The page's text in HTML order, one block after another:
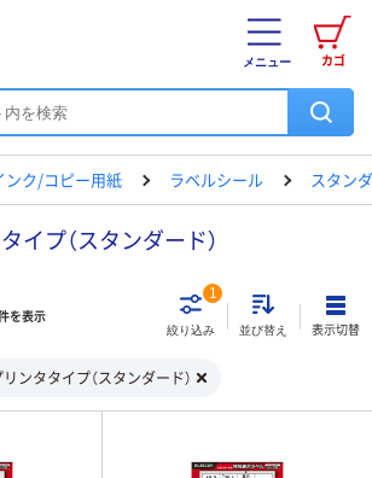
カゴ
メニュー
ンク/コピー用紙 ラベルシール スタン
イプ（スタンダード）
を表示
絞り込み
1
並び替え 表示切替
ンタタイプ（スタンダード）